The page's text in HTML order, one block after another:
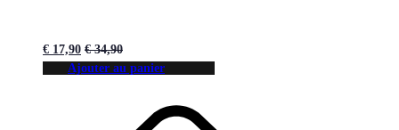
€ 17,90 €34,90
Ajouter au panier